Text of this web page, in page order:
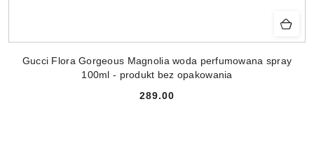
Gucci Flora Gorgeous Magnolia woda perfumowana spray
100ml - produkt bez opakowania
Cena:
289.00